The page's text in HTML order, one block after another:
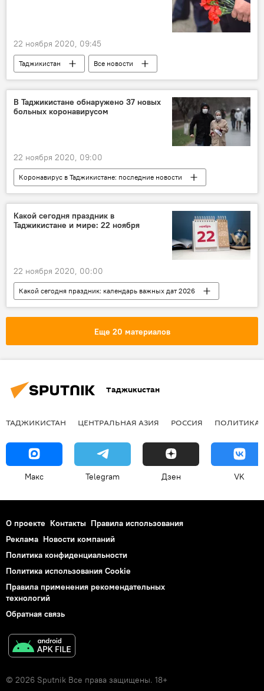
22 ноября 2020, 09:45
Таджикистан Все новости
В Таджикистане обнаружено 37 новых
больных коронавирусом
22 ноября 2020, 09:00
Коронавирус в Таджикистане: последние новости
Все новости
Таджикистан
коронавирус
Какой сегодня праздник в
Таджикистане и мире: 22 ноября
22 ноября 2020, 00:00
Какой сегодня праздник: календарь важных дат 2026
Общество
Справки
Все новости
Еще 20 материалов
Таджикистан
ТАДЖИКИСТАН ЦЕНТРАЛЬНАЯ АЗИЯ РОССИЯ ПОЛИТИКА
Макс Telegram Дзен VK
О проекте Контакты Правила использования
Реклама Новости компаний
Политика конфиденциальности
Политика использования Cookie
Правила применения рекомендательных
технологий
Обратная связь
© 2026 Sputnik Все права защищены. 18+